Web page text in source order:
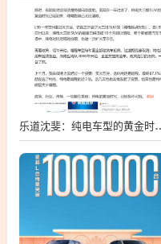
乐道沈斐：纯电